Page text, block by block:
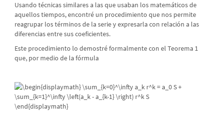
Usando técnicas similares a las que usaban los matemáticos de
aquellos tiempos, encontré un procedimiento que nos permite
reagrupar los términos de la serie y expresarla con relación a las
diferencias entre sus coeficientes.
Este procedimiento lo demostré formalmente con el Teorema 1
que, por medio de la fórmula